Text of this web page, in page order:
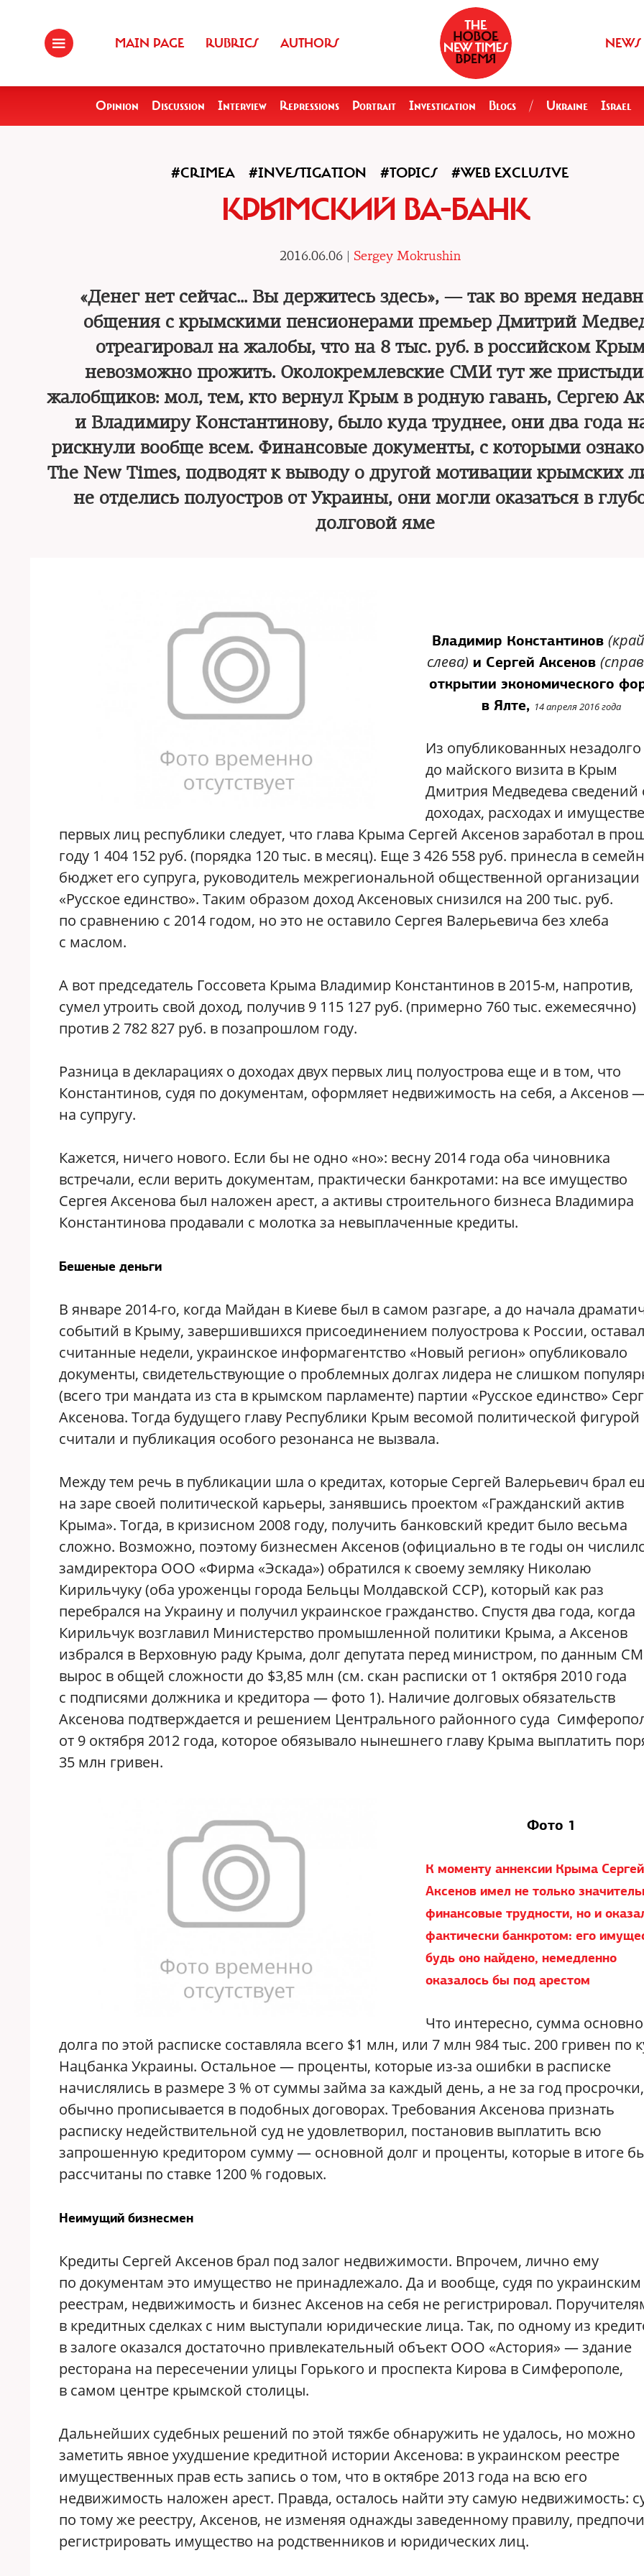
MAIN PAGE RUBRICS AUTHORS NEWS
Opinion Discussion Interview Repressions Portrait Investigation Blogs / Ukraine Israel
#CRIMEA #INVESTIGATION #TOPICS #WEB EXCLUSIVE
КРЫМСКИЙ ВА-БАНК
2016.06.06 | Sergey Mokrushin
«Денег нет сейчас… Вы держитесь здесь», — так во время
общения с крымскими пенсионерами премьер Дмитрий
отреагировал на жалобы, что на 8 тыс. руб. в российском
невозможно прожить. Околокремлевские СМИ тут же
жалобщиков: мол, тем, кто вернул Крым в родную гавань, Сергею
и Владимиру Константинову, было куда труднее, они два года
рискнули вообще всем. Финансовые документы, с которыми
The New Times, подводят к выводу о другой мотивации крымских
не отделись полуостров от Украины, они могли оказаться в
долговой яме
Владимир Константинов
слева) и Сергей Аксенов
открытии экономического
в Ялте, 14 апреля 2016 года
Из опубликованных незадолго
до майского визита в Крым
Дмитрия Медведева сведений
доходах, расходах и имуществе
первых лиц республики следует, что глава Крыма Сергей Аксенов заработал в
году 1 404 152 руб. (порядка 120 тыс. в месяц). Еще 3 426 558 руб. принесла в
бюджет его супруга, руководитель межрегиональной общественной организации
«Русское единство». Таким образом доход Аксеновых снизился на 200 тыс. руб.
по сравнению с 2014 годом, но это не оставило Сергея Валерьевича без хлеба
с маслом.
А вот председатель Госсовета Крыма Владимир Константинов в 2015-м, напротив,
сумел утроить свой доход, получив 9 115 127 руб. (примерно 760 тыс. ежемесячно)
против 2 782 827 руб. в позапрошлом году.
Разница в декларациях о доходах двух первых лиц полуострова еще и в том, что
Константинов, судя по документам, оформляет недвижимость на себя, а Аксенов
на супругу.
Кажется, ничего нового. Если бы не одно «но»: весну 2014 года оба чиновника
встречали, если верить документам, практически банкротами: на все имущество
Сергея Аксенова был наложен арест, а активы строительного бизнеса Владимира
Константинова продавали с молотка за невыплаченные кредиты.
Бешеные деньги
В январе 2014-го, когда Майдан в Киеве был в самом разгаре, а до начала
событий в Крыму, завершившихся присоединением полуострова к России,
считанные недели, украинское информагентство «Новый регион» опубликовало
документы, свидетельствующие о проблемных долгах лидера не слишком
(всего три мандата из ста в крымском парламенте) партии «Русское единство»
Аксенова. Тогда будущего главу Республики Крым весомой политической фигурой
считали и публикация особого резонанса не вызвала.
Между тем речь в публикации шла о кредитах, которые Сергей Валерьевич брал
на заре своей политической карьеры, занявшись проектом «Гражданский актив
Крыма». Тогда, в кризисном 2008 году, получить банковский кредит было весьма
сложно. Возможно, поэтому бизнесмен Аксенов (официально в те годы он
замдиректора ООО «Фирма «Эскада») обратился к своему земляку Николаю
Кирильчуку (оба уроженцы города Бельцы Молдавской ССР), который как раз
перебрался на Украину и получил украинское гражданство. Спустя два года, когда
Кирильчук возглавил Министерство промышленной политики Крыма, а Аксенов
избрался в Верховную раду Крыма, долг депутата перед министром, по данным
вырос в общей сложности до $3,85 млн (см. скан расписки от 1 октября 2010 года
с подписями должника и кредитора — фото 1). Наличие долговых обязательств
Аксенова подтверждается и решением Центрального районного суда
от 9 октября 2012 года, которое обязывало нынешнего главу Крыма выплатить
35 млн гривен.
Фото 1
К моменту аннексии Крыма Сергей
Аксенов имел не только
финансовые трудности, но и
фактически банкротом: его
будь оно найдено, немедленно
оказалось бы под арестом
Что интересно, сумма
долга по этой расписке составляла всего $1 млн, или 7 млн 984 тыс. 200 гривен по
Нацбанка Украины. Остальное — проценты, которые из-за ошибки в расписке
начислялись в размере 3 % от суммы займа за каждый день, а не за год
обычно прописывается в подобных договорах. Требования Аксенова признать
расписку недействительной суд не удовлетворил, постановив выплатить всю
запрошенную кредитором сумму — основной долг и проценты, которые в итоге
рассчитаны по ставке 1200 % годовых.
Неимущий бизнесмен
Кредиты Сергей Аксенов брал под залог недвижимости. Впрочем, лично ему
по документам это имущество не принадлежало. Да и вообще, судя по украинским
реестрам, недвижимость и бизнес Аксенов на себя не регистрировал.
в кредитных сделках с ним выступали юридические лица. Так, по одному из
в залоге оказался достаточно привлекательный объект ООО «Астория» — здание
ресторана на пересечении улицы Горького и проспекта Кирова в Симферополе,
в самом центре крымской столицы.
Дальнейших судебных решений по этой тяжбе обнаружить не удалось, но можно
заметить явное ухудшение кредитной истории Аксенова: в украинском реестре
имущественных прав есть запись о том, что в октябре 2013 года на всю его
недвижимость наложен арест. Правда, осталось найти эту самую недвижимость:
по тому же реестру, Аксенов, не изменяя однажды заведенному правилу,
регистрировать имущество на родственников и юридических лиц.